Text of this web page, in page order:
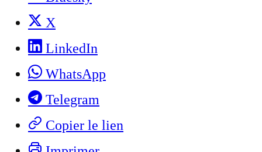
X
LinkedIn
WhatsApp
Telegram
Copier le lien